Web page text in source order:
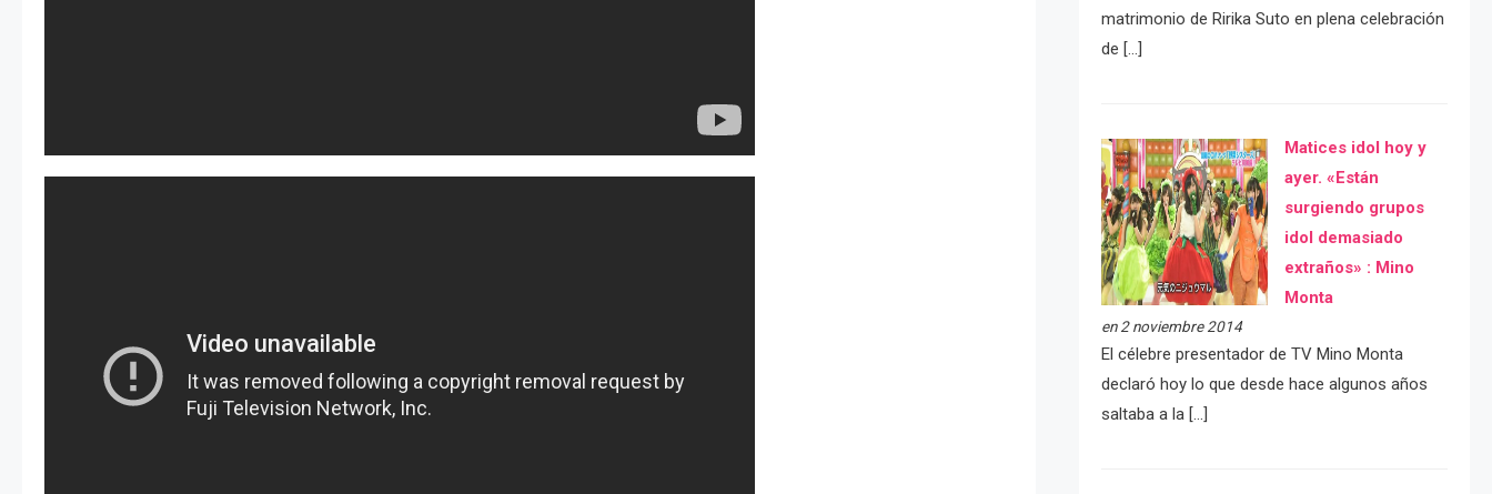
matrimonio de Ririka Suto en plena celebración
de […]
Matices idol hoy y
ayer. «Están
surgiendo grupos
idol demasiado
extraños» : Mino
Monta
en 2 noviembre 2014
El célebre presentador de TV Mino Monta
declaró hoy lo que desde hace algunos años
saltaba a la […]